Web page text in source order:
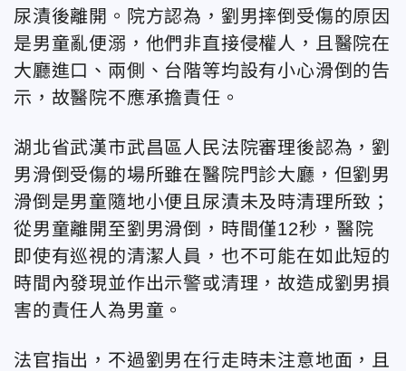
尿漬後離開。院方認為，劉男摔倒受傷的原因
是男童亂便溺，他們非直接侵權人，且醫院在
大廳進口、兩側、台階等均設有小心滑倒的告
示，故醫院不應承擔責任。
湖北省武漢市武昌區人民法院審理後認為，劉
男滑倒受傷的場所雖在醫院門診大廳，但劉男
滑倒是男童隨地小便且尿漬未及時清理所致；
從男童離開至劉男滑倒，時間僅12秒，醫院
即使有巡視的清潔人員，也不可能在如此短的
時間內發現並作出示警或清理，故造成劉男損
害的責任人為男童。
法官指出，不過劉男在行走時未注意地面，且